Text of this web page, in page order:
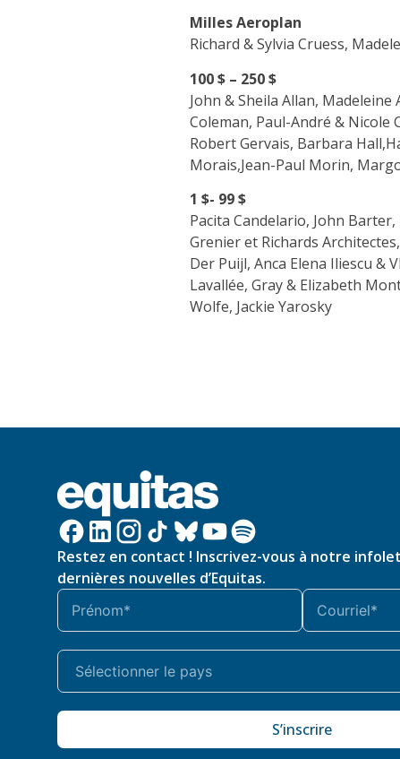
Milles Aeroplan
Richard & Sylvia Cruess,
100 $ – 250 $
John & Sheila Allan,
Coleman, Paul-André & Nicole
Robert Gervais, Barbara
Morais,Jean-Paul Morin,
1 $- 99 $
Pacita Candelario, John
Grenier et Richards
Der Puijl, Anca Elena Iliescu
Lavallée, Gray & Elizabeth
Wolfe, Jackie Yarosky
Restez en contact ! Inscrivez-vous à notre
dernières nouvelles d’Equitas.
S’inscrire